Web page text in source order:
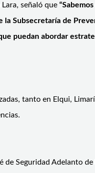
señaló que
Subsecretaría de
puedan abordar
tanto en Elqui,
Seguridad Adelanto